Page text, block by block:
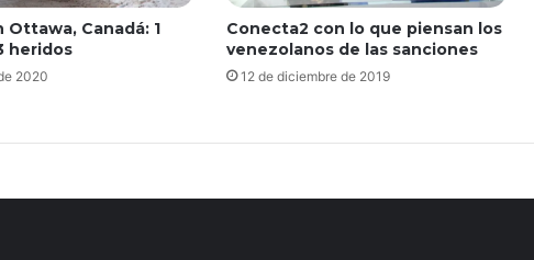
Canadá: 1
heridos
2020
Conecta2 con lo que piensan los
venezolanos de las sanciones
12 de diciembre de 2019